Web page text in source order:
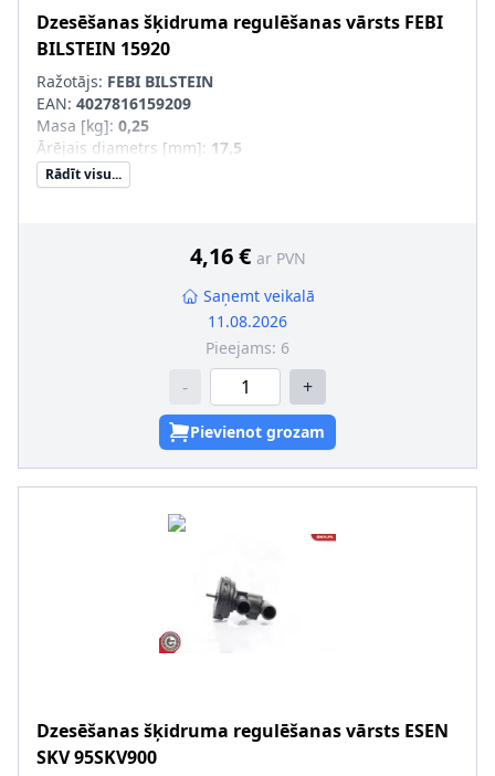
Dzesēšanas šķidruma regulēšanas vārsts FEBI
BILSTEIN 15920
Ražotājs: FEBI BILSTEIN
EAN: 4027816159209
Masa [kg]: 0,25
Ārējais diametrs [mm]: 17,5
Rādīt visu...
4,16 € ar PVN
Saņemt veikalā
11.08.2026
Pieejams: 6
- +
Pievienot grozam
Dzesēšanas šķidruma regulēšanas vārsts ESEN
SKV95SKV900